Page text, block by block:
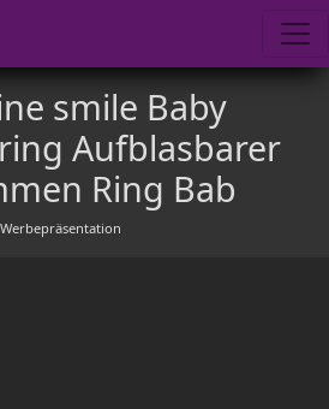
smile Baby
Aufblasbarer
Ring Bab
Werbepräsentation